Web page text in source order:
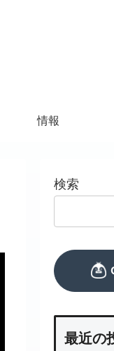
情報
検索
最近の